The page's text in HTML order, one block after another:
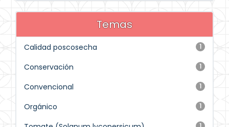
Temas
1
Calidad poscosecha
1
Conservación
1
Convencional
1
Orgánico